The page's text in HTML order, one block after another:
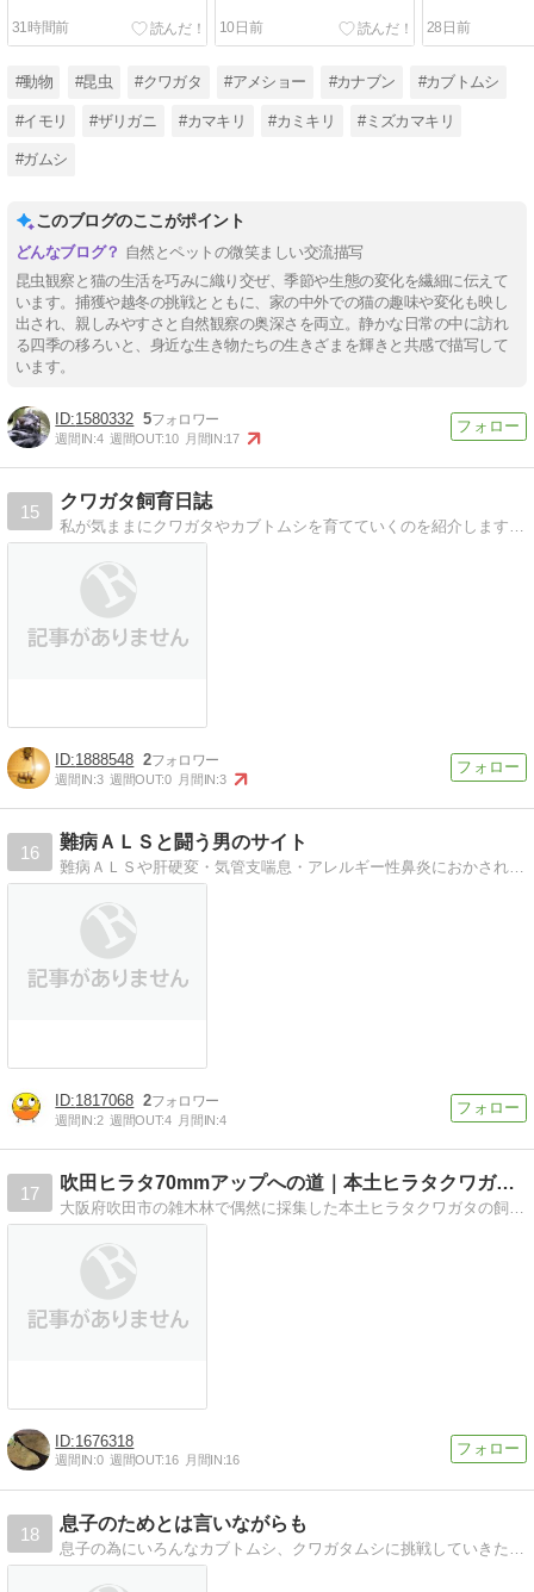
31時間前 10日前 28日前
#動物 #昆虫 #クワガタ #アメショー #カナブン #カブトムシ
#イモリ #ザリガニ #カマキリ #カミキリ #ミズカマキリ
#ガムシ
このブログのここがポイント
自然とペットの微笑ましい交流描写
昆虫観察と猫の生活を巧みに織り交ぜ、季節や生態の変化を繊細に伝えて
います。捕獲や越冬の挑戦とともに、家の中外での猫の趣味や変化も映し
出され、親しみやすさと自然観察の奥深さを両立。静かな日常の中に訪れ
る四季の移ろいと、身近な生き物たちの生きざまを輝きと共感で描写して
います。
1580332 5
週間IN:4 週間OUT:10 月間IN:17
15
クワガタ飼育日誌
1888548 2
週間IN:3 週間OUT:0 月間IN:3
16
難病ＡＬＳと闘う男のサイト
難病ＡＬＳや肝硬変・気管支喘息・アレルギー性鼻炎におかされている男が残りの人生趣味に専念して頑張って生きているさまを掲載しているサイト
1817068 2
週間IN:2 週間OUT:4 月間IN:4
17
吹田ヒラタ70mmアップへの道｜本土ヒラタクワガタ飼育…
1676318
週間IN:0 週間OUT:16 月間IN:16
18
息子のためとは言いながらも